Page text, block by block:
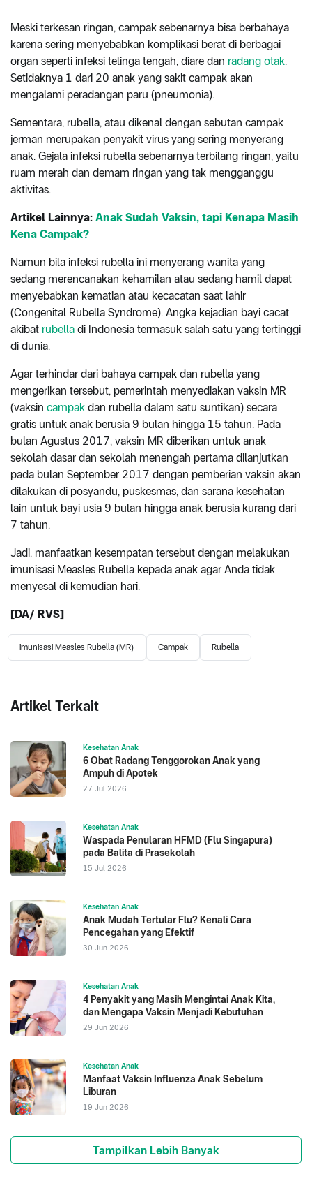
Meski terkesan ringan, campak sebenarnya bisa berbahaya
karena sering menyebabkan komplikasi berat di berbagai
organ seperti infeksi telinga tengah, diare dan radang otak.
Setidaknya 1 dari 20 anak yang sakit campak akan
mengalami peradangan paru (pneumonia).
Sementara, rubella, atau dikenal dengan sebutan campak
jerman merupakan penyakit virus yang sering menyerang
anak. Gejala infeksi rubella sebenarnya terbilang ringan, yaitu
ruam merah dan demam ringan yang tak mengganggu
aktivitas.
Artikel Lainnya: Anak Sudah Vaksin, tapi Kenapa Masih
Kena Campak?
Namun bila infeksi rubella ini menyerang wanita yang
sedang merencanakan kehamilan atau sedang hamil dapat
menyebabkan kematian atau kecacatan saat lahir
(Congenital Rubella Syndrome). Angka kejadian bayi cacat
akibat rubella di Indonesia termasuk salah satu yang tertinggi
di dunia.
Agar terhindar dari bahaya campak dan rubella yang
mengerikan tersebut, pemerintah menyediakan vaksin MR
(vaksin campak dan rubella dalam satu suntikan) secara
gratis untuk anak berusia 9 bulan hingga 15 tahun. Pada
bulan Agustus 2017, vaksin MR diberikan untuk anak
sekolah dasar dan sekolah menengah pertama dilanjutkan
pada bulan September 2017 dengan pemberian vaksin akan
dilakukan di posyandu, puskesmas, dan sarana kesehatan
lain untuk bayi usia 9 bulan hingga anak berusia kurang dari
7 tahun.
Jadi, manfaatkan kesempatan tersebut dengan melakukan
imunisasi Measles Rubella kepada anak agar Anda tidak
menyesal di kemudian hari.
[DA/ RVS]
imunisasi Measles Rubella (MR) Campak Rubella
Artikel Terkait
Kesehatan Anak
6 Obat Radang Tenggorokan Anak yang
Ampuh di Apotek
27 Jul 2026
Kesehatan Anak
Waspada Penularan HFMD (Flu Singapura)
pada Balita di Prasekolah
15 Jul 2026
Kesehatan Anak
Anak Mudah Tertular Flu? Kenali Cara
Pencegahan yang Efektif
30 Jun 2026
Kesehatan Anak
4 Penyakit yang Masih Mengintai Anak Kita,
dan Mengapa Vaksin Menjadi Kebutuhan
29 Jun 2026
Kesehatan Anak
Manfaat Vaksin Influenza Anak Sebelum
Liburan
19 Jun 2026
Tampilkan Lebih Banyak